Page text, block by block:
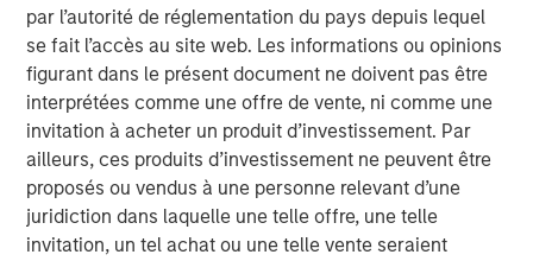
par l’autorité de réglementation du pays depuis lequel
se fait l’accès au site web. Les informations ou opinions
figurant dans le présent document ne doivent pas être
interprétées comme une offre de vente, ni comme une
invitation à acheter un produit d’investissement. Par
ailleurs, ces produits d’investissement ne peuvent être
proposés ou vendus à une personne relevant d’une
juridiction dans laquelle une telle offre, une telle
invitation, un tel achat ou une telle vente seraient
Qatar. Ce risque d’escalade géographique plus large et de
dommages aux infrastructures constitue un facteur de
risque supplémentaire, au-delà de la seule perturbation
du transport maritime, qui pourrait s’avérer plus durable
et donc plus lourd de conséquences pour les marchés.
Dans ce contexte, les implications macroéconomiques
dépendent fortement de la durée du conflit. Deux grands
scénarios permettent de cerner les évolutions possibles.